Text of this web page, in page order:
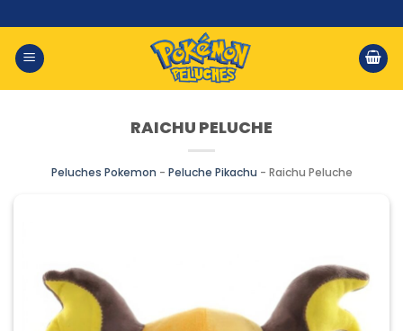
al
contenido
RAICHU PELUCHE
Peluches Pokemon - Peluche Pikachu - Raichu Peluche